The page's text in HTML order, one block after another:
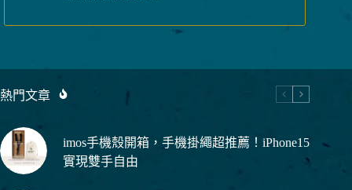
品
產
熱門文章
imos手機殼開箱，手機掛繩超推薦！iPhone15
實現雙手自由